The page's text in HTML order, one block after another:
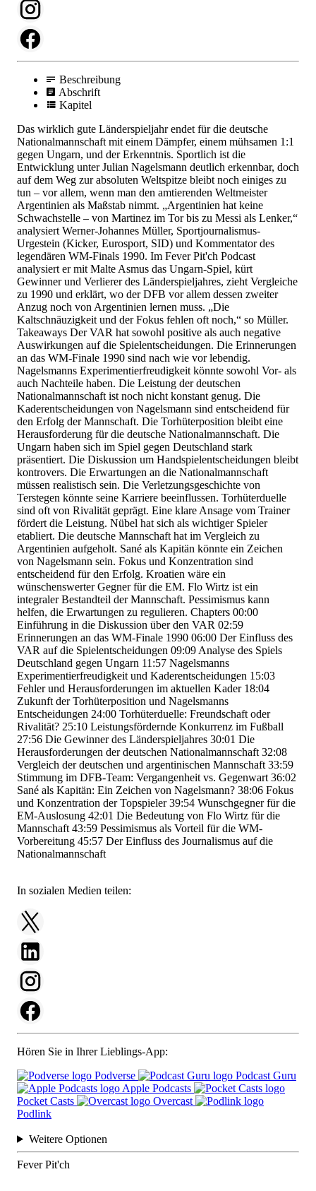
Beschreibung
Abschrift
Kapitel
Das wirklich gute Länderspieljahr endet für die deutsche
Nationalmannschaft mit einem Dämpfer, einem mühsamen 1:1
gegen Ungarn, und der Erkenntnis. Sportlich ist die
Entwicklung unter Julian Nagelsmann deutlich erkennbar, doch
auf dem Weg zur absoluten Weltspitze bleibt noch einiges zu
tun – vor allem, wenn man den amtierenden Weltmeister
Argentinien als Maßstab nimmt. „Argentinien hat keine
Schwachstelle – von Martinez im Tor bis zu Messi als Lenker,“
analysiert Werner-Johannes Müller, Sportjournalismus-
Urgestein (Kicker, Eurosport, SID) und Kommentator des
legendären WM-Finals 1990. Im Fever Pit'ch Podcast
analysiert er mit Malte Asmus das Ungarn-Spiel, kürt
Gewinner und Verlierer des Länderspieljahres, zieht Vergleiche
zu 1990 und erklärt, wo der DFB vor allem dessen zweiter
Anzug noch von Argentinien lernen muss. „Die
Kaltschnäuzigkeit und der Fokus fehlen oft noch,“ so Müller.
Takeaways Der VAR hat sowohl positive als auch negative
Auswirkungen auf die Spielentscheidungen. Die Erinnerungen
an das WM-Finale 1990 sind nach wie vor lebendig.
Nagelsmanns Experimentierfreudigkeit könnte sowohl Vor- als
auch Nachteile haben. Die Leistung der deutschen
Nationalmannschaft ist noch nicht konstant genug. Die
Kaderentscheidungen von Nagelsmann sind entscheidend für
den Erfolg der Mannschaft. Die Torhüterposition bleibt eine
Herausforderung für die deutsche Nationalmannschaft. Die
Ungarn haben sich im Spiel gegen Deutschland stark
präsentiert. Die Diskussion um Handspielentscheidungen bleibt
kontrovers. Die Erwartungen an die Nationalmannschaft
müssen realistisch sein. Die Verletzungsgeschichte von
Terstegen könnte seine Karriere beeinflussen. Torhüterduelle
sind oft von Rivalität geprägt. Eine klare Ansage vom Trainer
fördert die Leistung. Nübel hat sich als wichtiger Spieler
etabliert. Die deutsche Mannschaft hat im Vergleich zu
Argentinien aufgeholt. Sané als Kapitän könnte ein Zeichen
von Nagelsmann sein. Fokus und Konzentration sind
entscheidend für den Erfolg. Kroatien wäre ein
wünschenswerter Gegner für die EM. Flo Wirtz ist ein
integraler Bestandteil der Mannschaft. Pessimismus kann
helfen, die Erwartungen zu regulieren. Chapters 00:00
Einführung in die Diskussion über den VAR 02:59
Erinnerungen an das WM-Finale 1990 06:00 Der Einfluss des
VAR auf die Spielentscheidungen 09:09 Analyse des Spiels
Deutschland gegen Ungarn 11:57 Nagelsmanns
Experimentierfreudigkeit und Kaderentscheidungen 15:03
Fehler und Herausforderungen im aktuellen Kader 18:04
Zukunft der Torhüterposition und Nagelsmanns
Entscheidungen 24:00 Torhüterduelle: Freundschaft oder
Rivalität? 25:10 Leistungsfördernde Konkurrenz im Fußball
27:56 Die Gewinner des Länderspieljahres 30:01 Die
Herausforderungen der deutschen Nationalmannschaft 32:08
Vergleich der deutschen und argentinischen Mannschaft 33:59
Stimmung im DFB-Team: Vergangenheit vs. Gegenwart 36:02
Sané als Kapitän: Ein Zeichen von Nagelsmann? 38:06 Fokus
und Konzentration der Topspieler39:54 Wunschgegner für die
EM-Auslosung 42:01 Die Bedeutung von Flo Wirtz für die
Mannschaft 43:59 Pessimismus als Vorteil für die WM-
Vorbereitung 45:57 Der Einfluss des Journalismus auf die
Nationalmannschaft
In sozialen Medien teilen:
Hören Sie in Ihrer Lieblings-App:
Podverse
Podcast Guru
Apple Podcasts
Pocket Casts
Overcast
Podlink
Weitere Optionen
Fever Pit'ch